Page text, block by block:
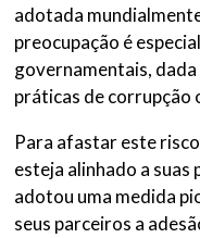
adotada
preocupação é
governamentais,
práticas de corrupção
Para afastar este
esteja alinhado a suas
adotou uma medida
seus parceiros a